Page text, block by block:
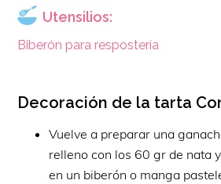
Utensilios:
Biberón para respostería
Decoración de la tarta
Vuelve a preparar una
relleno con los 60 gr de nata
en un biberón o manga